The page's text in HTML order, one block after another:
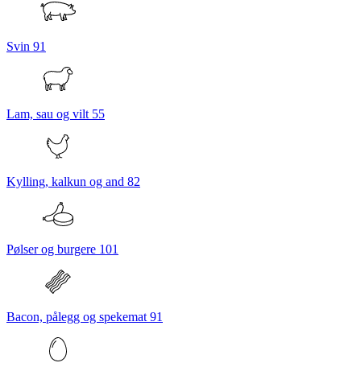
Svin 91
Lam, sau og vilt 55
Kylling, kalkun og and 82
Pølser og burgere 101
Bacon, pålegg og spekemat 91